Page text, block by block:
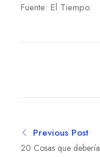
Fuente: El Tiempo
Previous Post
20 Cosas que